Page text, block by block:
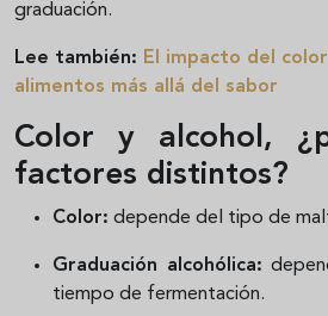
graduación.
Lee también: El impacto del
alimentos más allá del sabor
Color y alcohol,
factores distintos?
Color: depende del tipo de
Graduación alcohólica:
tiempo de fermentación.